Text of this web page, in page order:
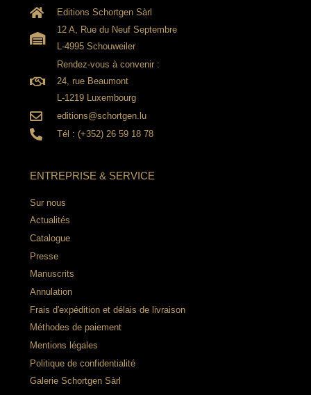
Editions Schortgen Sàrl
12 A, Rue du Neuf Septembre
L-4995 Schouweiler
Rendez-vous à convenir :
24, rue Beaumont
L-1219 Luxembourg
editions@schortgen.lu
Tél : (+352) 26 59 18 78
ENTREPRISE & SERVICE
Sur nous
Actualités
Catalogue
Presse
Manuscrits
Annulation
Frais d'expédition et délais de livraison
Méthodes de paiement
Mentions légales
Politique de confidentialité
Galerie Schortgen Sàrl